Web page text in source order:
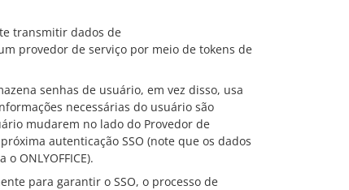
transmitir dados de
provedor de serviço por meio de tokens de
senhas de usuário, em vez disso, usa
necessárias do usuário são
mudarem no lado do Provedor de
autenticação SSO (note que os dados
ONLYOFFICE).
para garantir o SSO, o processo de